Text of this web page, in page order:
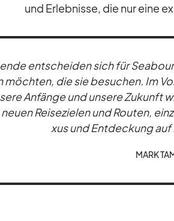
und Er­leb­nisse, die nur eine
ent­schei­den sich für
möch­ten, die sie be­su­chen. Im
An­fänge und un­sere Zu­kunft
neuen Rei­se­zie­len und Rou­ten,
xus und Ent­de­ckung
MARK